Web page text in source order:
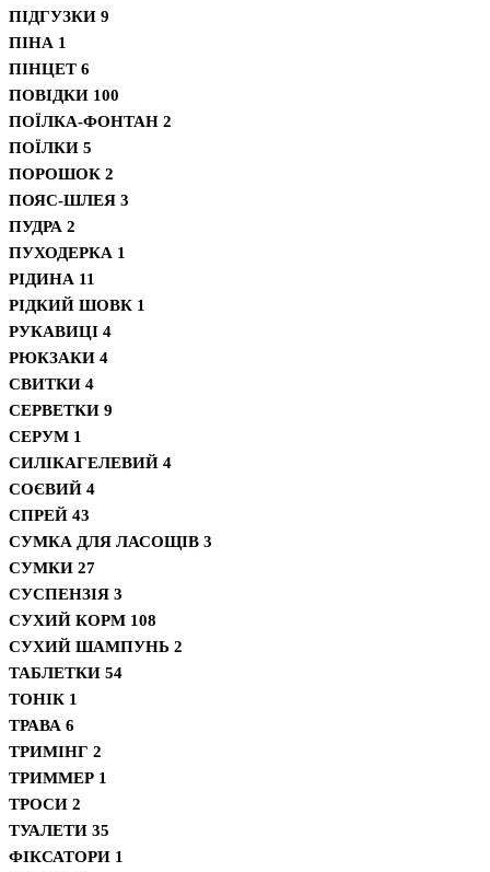
ПІДГУЗКИ 9
ПІНА 1
ПІНЦЕТ 6
ПОВІДКИ 100
ПОЇЛКА-ФОНТАН 2
ПОЇЛКИ 5
ПОРОШОК 2
ПОЯС-ШЛЕЯ 3
ПУДРА 2
ПУХОДЕРКА 1
РІДИНА 11
РІДКИЙ ШОВК 1
РУКАВИЦІ 4
РЮКЗАКИ 4
СВИТКИ 4
СЕРВЕТКИ 9
СЕРУМ 1
СИЛІКАГЕЛЕВИЙ 4
СОЄВИЙ 4
СПРЕЙ 43
СУМКА ДЛЯ ЛАСОЩІВ 3
СУМКИ 27
СУСПЕНЗІЯ 3
СУХИЙ КОРМ 108
СУХИЙ ШАМПУНЬ 2
ТАБЛЕТКИ 54
ТОНІК 1
ТРАВА 6
ТРИМІНГ 2
ТРИММЕР 1
ТРОСИ 2
ТУАЛЕТИ 35
ФІКСАТОРИ 1